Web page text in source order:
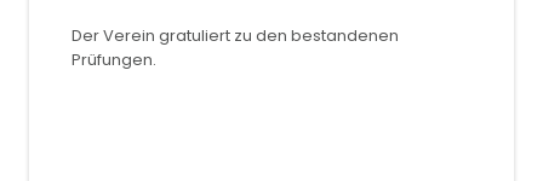
Der Verein gratuliert zu den bestandenen
Prüfungen.